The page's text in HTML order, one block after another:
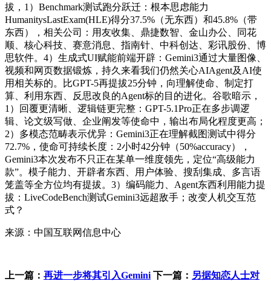
拔，1）Benchmark测试跑分跃迁：根本思虑能力
HumanitysLastExam(HLE)得分37.5%（无东西）和45.8%（带
东西），相关公司：用友收集、鼎捷数智、金山办公、同花
顺、核心科技、赛意消息、指南针、中科创达、彩讯股份、博
思软件。4）生成式UI赋能前端开辟：Gemini3通过大量图像、
视频和网页数据锻炼，持久来看我们仍然关心AIAgent及AI使
用相关标的。比GPT-5再提拔25分钟，向理解使命、制定打
算、利用东西、反思改良的Agent标的目的进化。谷歌暗示，
1）回覆更清晰、逻辑链更完整：GPT-5.1Pro正在多步调逻
辑、论文级写做、企业阐发等使命中，输出布局化程度更高；
2）多模态范畴表示优异：Gemini3正在理解截图测试中得分
72.7%，使命可持续长度：2小时42分钟（50%accuracy），
Gemini3本次发布不只正在某单一维度领先，定位“高级能力
款”。模子能力、开辟者东西、用户体验、搜刮集成、多言语
笼盖等全方位均有提拔。3）编码能力、Agent东西利用能力提
拔：LiveCodeBench测试Gemini3远超敌手；改变人机交互范
式？
来源：中国互联网信息中心
上一篇： 再进一步将其引入Gemini 下一篇： 另据知恋人士对